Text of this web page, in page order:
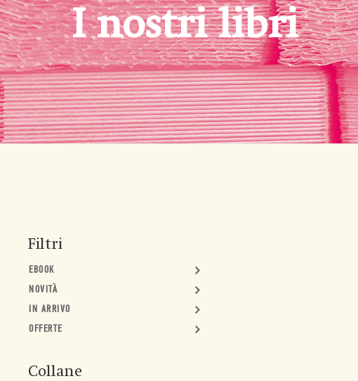
I nostri libri
Filtri
EBOOK
NOVITÀ
IN ARRIVO
OFFERTE
Collane